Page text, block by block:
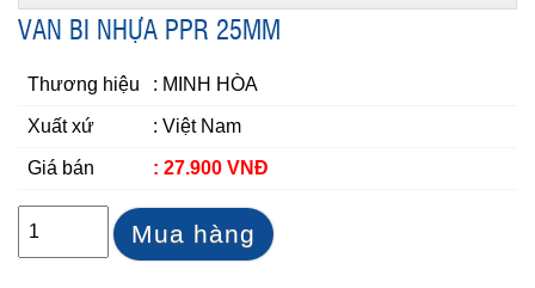
VAN BI NHỰA PPR 25MM
Thương hiệu : MINH HÒA
Xuất xứ : Việt Nam
Giá bán : 27.900 VNĐ
Mua hàng